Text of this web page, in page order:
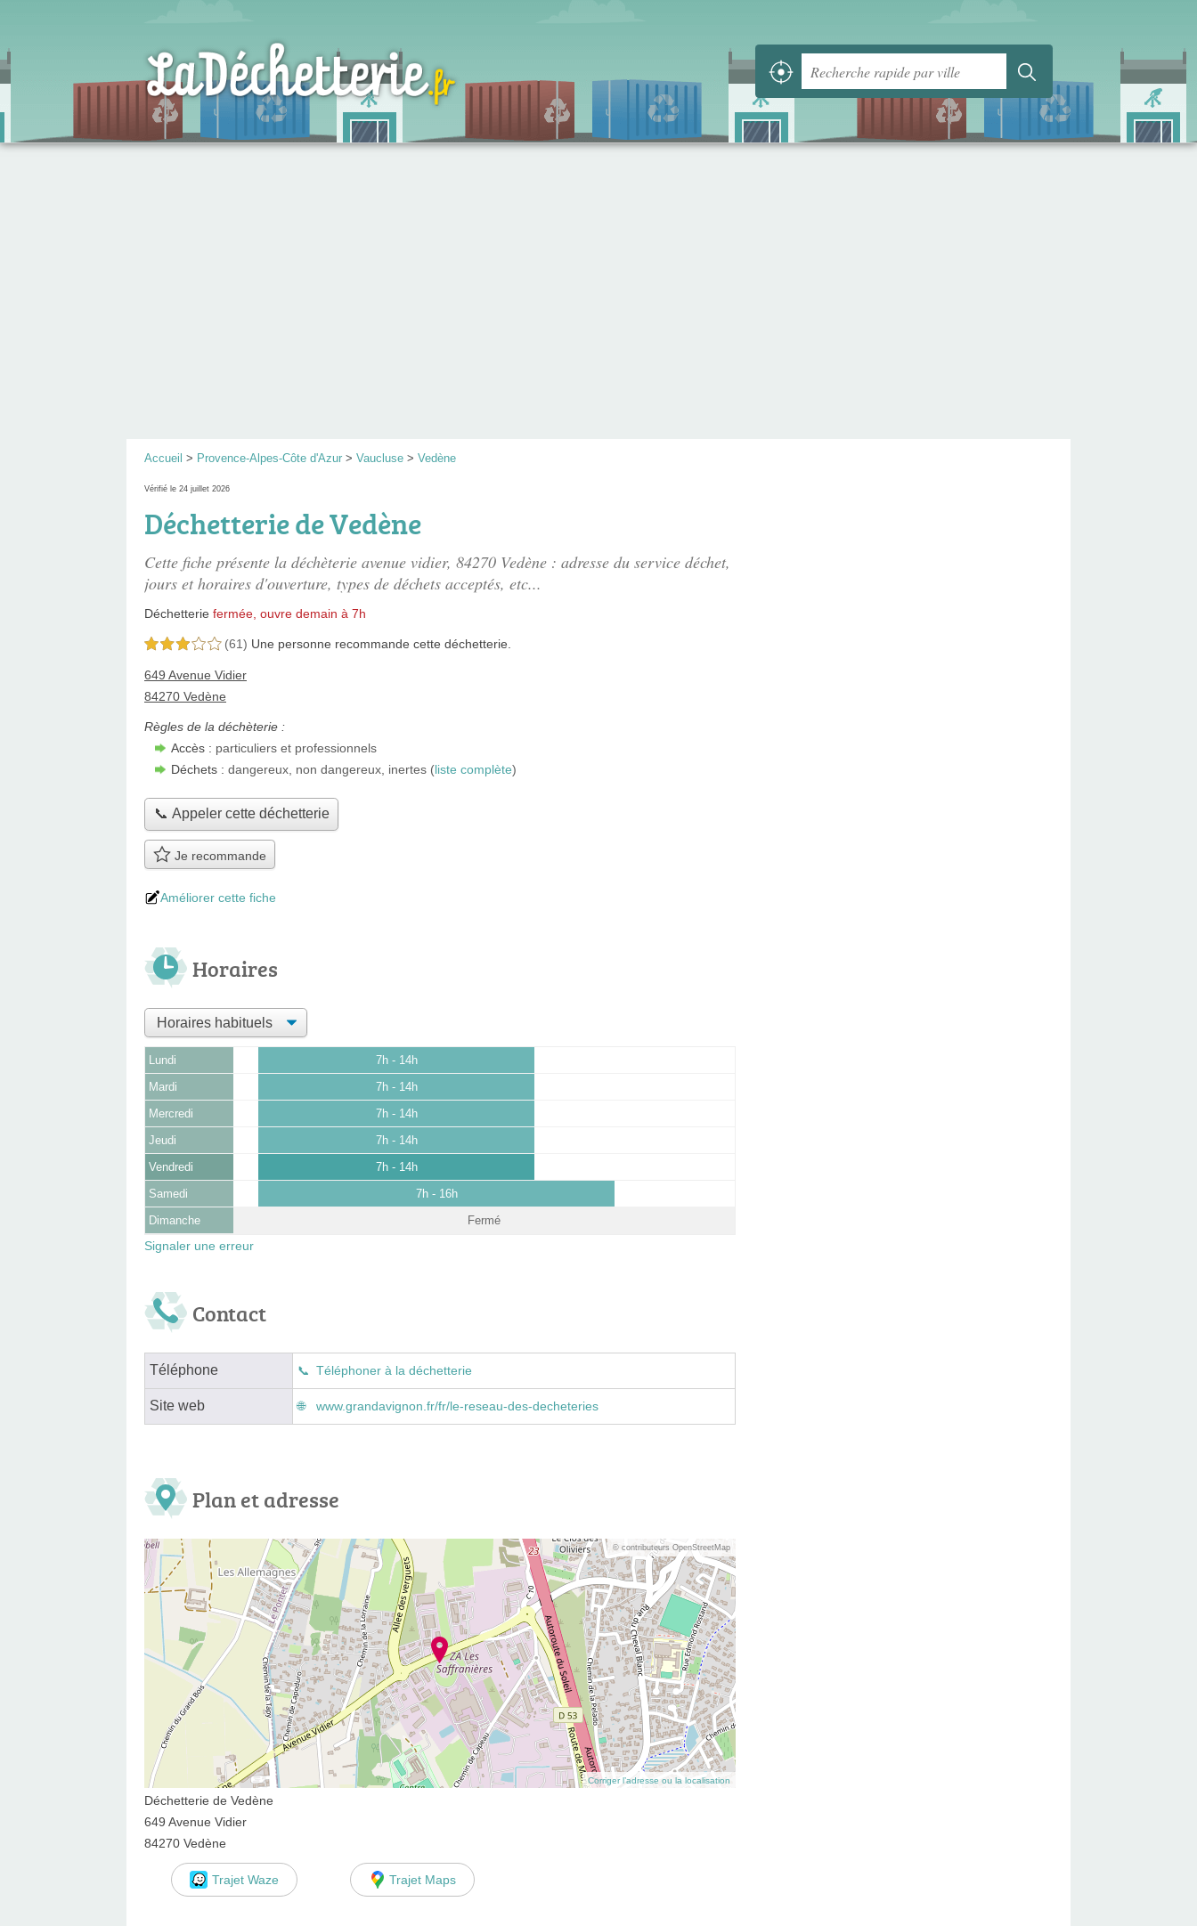
Accueil > Provence-Alpes-Côte d'Azur > Vaucluse > Vedène
Vérifié le 24 juillet 2026
Déchetterie de Vedène
Cette fiche présente la déchèterie avenue vidier, 84270 Vedène : adresse du service déchet,
jours et horaires d'ouverture, types de déchets acceptés, etc...
Déchetterie fermée, ouvre demain à 7h
3,0 étoiles sur 5 (61) Une personne recommande cette déchetterie.
649 Avenue Vidier
84270 Vedène
Règles de la déchèterie :
Accès : particuliers et professionnels
Déchets : dangereux, non dangereux, inertes (liste complète)
📞 Appeler cette déchetterie
Je recommande
Améliorer cette fiche
Horaires
Lundi 7h - 14h
Mardi 7h - 14h
Mercredi 7h - 14h
Jeudi 7h - 14h
Vendredi 7h - 14h
Samedi 7h - 16h
Dimanche Fermé
Signaler une erreur
Contact
Téléphone Téléphoner à la déchetterie
Site web www.grandavignon.fr/fr/le-reseau-des-decheteries
Plan et adresse
© contributeurs OpenStreetMap
Corriger l’adresse ou la localisation
Déchetterie de Vedène
649 Avenue Vidier
84270 Vedène
Trajet Waze Trajet Maps